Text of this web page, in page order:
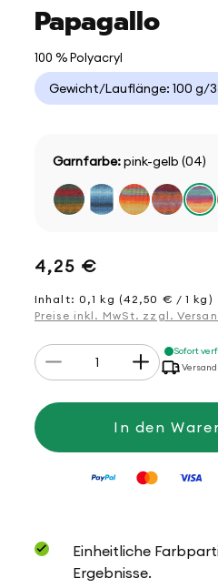
Papagallo
100 % Polyacryl
Gewicht/Lauflänge: 100 g/
Garnfarbe:pink-gelb (04)
Normaler
Preis
4,25 €
Inhalt: 0,1 kg (42,50 € / 1 kg)
Preise inkl. MwSt. zzgl.
Anzahl
Verringere
die
für
Erhöhe
die
Papagallo
Sofort
In den
Einheitliche
Ergebnisse.